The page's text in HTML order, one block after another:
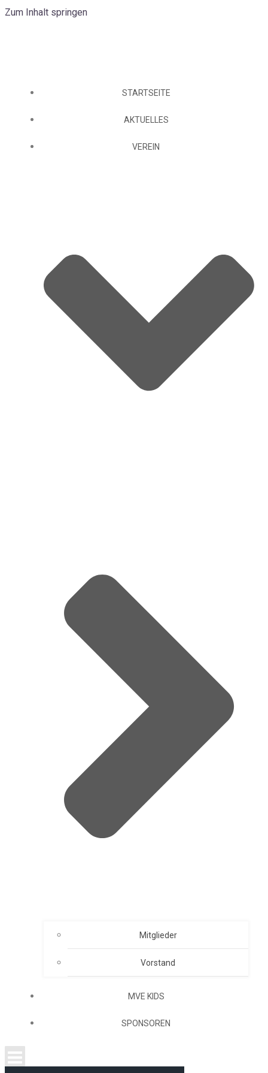
Zum Inhalt springen
STARTSEITE
AKTUELLES
VEREIN
Mitglieder
Vorstand
MVE KIDS
SPONSOREN